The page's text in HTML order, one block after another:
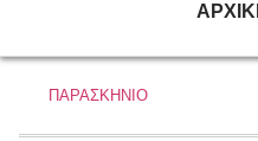
ΠΑΡΑΣΚΗΝΙΟ